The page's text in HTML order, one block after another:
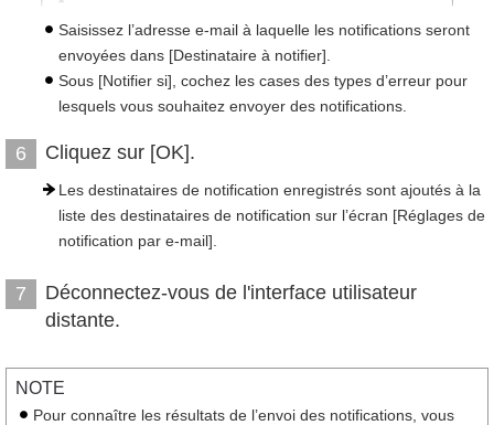
Saisissez l’adresse e-mail à laquelle les notifications seront
envoyées dans [Destinataire à notifier].
Sous [Notifier si], cochez les cases des types d’erreur pour
lesquels vous souhaitez envoyer des notifications.
6 Cliquez sur [OK].
Les destinataires de notification enregistrés sont ajoutés à la
liste des destinataires de notification sur l’écran [Réglages de
notification par e-mail].
7
Déconnectez-vous de l'interface utilisateur
distante.
NOTE
Pour connaître les résultats de l’envoi des notifications, vous